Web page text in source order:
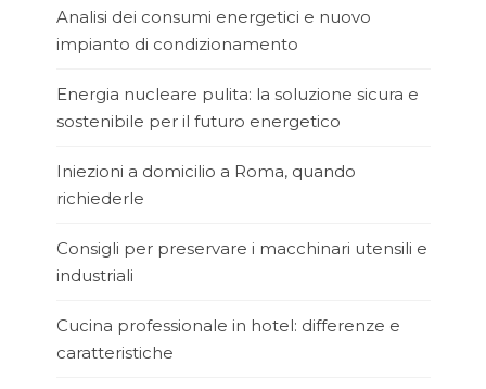
Analisi dei consumi energetici e nuovo
impianto di condizionamento
Energia nucleare pulita: la soluzione sicura e
sostenibile per il futuro energetico
Iniezioni a domicilio a Roma, quando
richiederle
Consigli per preservare i macchinari utensili e
industriali
Cucina professionale in hotel: differenze e
caratteristiche